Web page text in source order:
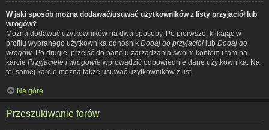
W jaki sposób można dodawać/usuwać użytkowników z listy przyjaciół lub
wrogów?
Można dodawać użytkowników na dwa sposoby. Po pierwsze, klikając w
profilu wybranego użytkownika odnośnik Dodaj do przyjaciół lub Dodaj do
wrogów . Po drugie, przejść do panelu zarządzania swoim kontem i tam na
karcie Przyjaciele i wrogowie wprowadzić odpowiednie dane użytkownika. Na
tej samej karcie można także usuwać użytkowników z list.
Na górę
Przeszukiwanie forów